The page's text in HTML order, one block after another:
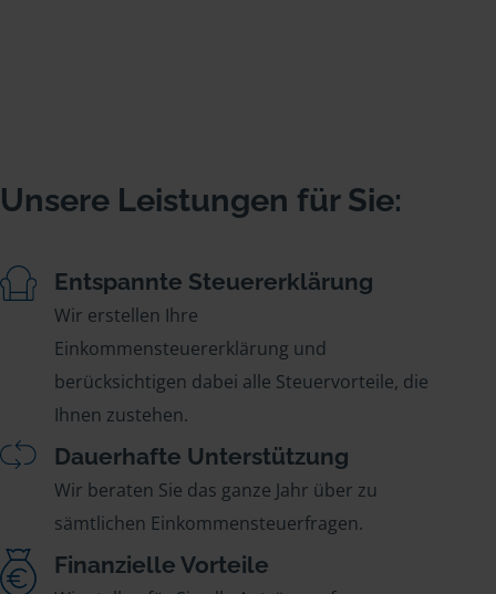
Unsere Leistungen für Sie:
Entspannte Steuererklärung
Wir erstellen Ihre
Einkommensteuererklärung und
berücksichtigen dabei alle Steuervorteile, die
Ihnen zustehen.
Dauerhafte Unterstützung
Wir beraten Sie das ganze Jahr über zu
sämtlichen Einkommensteuerfragen.
Finanzielle Vorteile